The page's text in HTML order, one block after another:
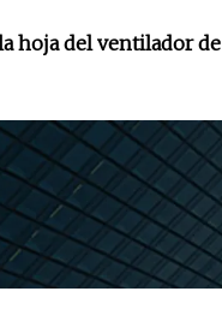
hoja del ventilador de